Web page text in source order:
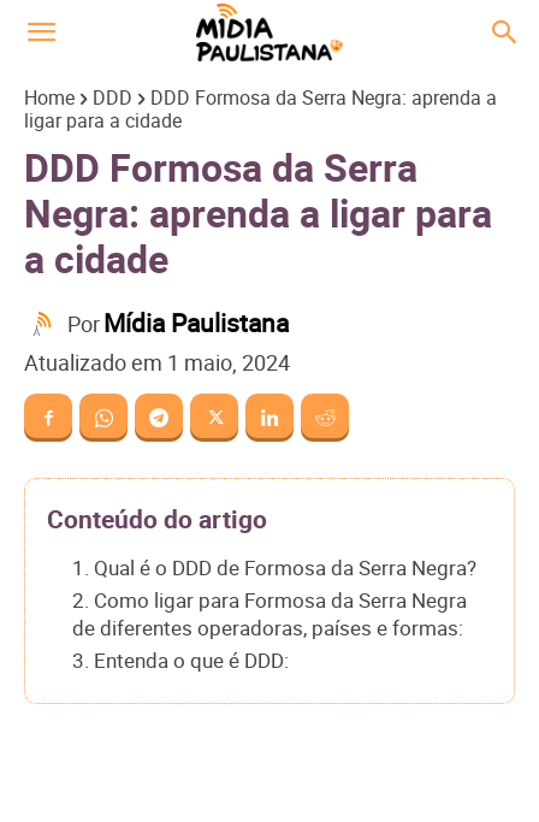
Home DDD
DDD Formosa da Serra Negra: aprenda a
ligar para a cidade
DDD Formosa da Serra
Negra: aprenda a ligar para
a cidade
PorMídia Paulistana
Atualizado em 1 maio, 2024
Conteúdo do artigo
1. Qual é o DDD de Formosa da Serra Negra?
2. Como ligar para Formosa da Serra Negra
de diferentes operadoras, países e formas:
3. Entenda o que é DDD: